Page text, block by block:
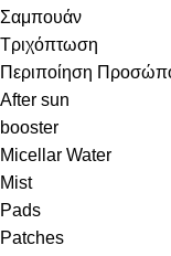
Σαμπουάν
Τριχόπτωση
Περιποίηση
After sun
booster
Micellar Water
Mist
Pads
Patches